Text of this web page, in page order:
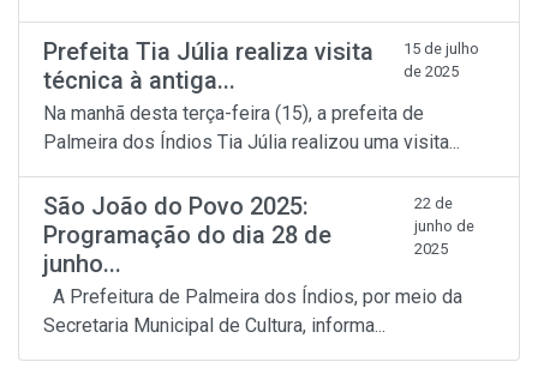
Prefeita Tia Júlia realiza visita
técnica à antiga...
15 de julho
de 2025
Na manhã desta terça-feira (15), a prefeita de
Palmeira dos Índios Tia Júlia realizou uma visita...
São João do Povo 2025:
Programação do dia 28 de
junho...
22 de
junho de
2025
A Prefeitura de Palmeira dos Índios, por meio da
Secretaria Municipal de Cultura, informa...